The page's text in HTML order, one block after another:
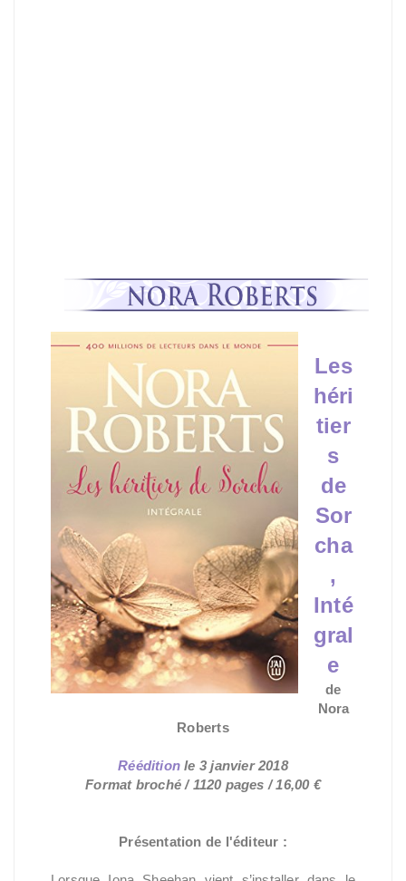
Les
héri
tier
s
de
Sor
cha
,
Inté
gral
e
de
Nora
Roberts
Réédition le 3 janvier 2018
Format broché / 1120 pages / 16,00 €
Présentation de l'éditeur :